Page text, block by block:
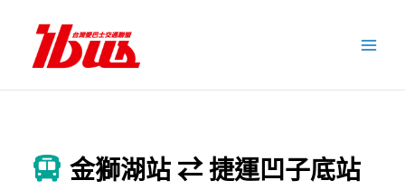
內
金獅湖站 ⇄ 捷運凹子底站